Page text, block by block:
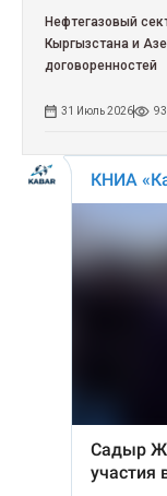
Нефтегазовый
Кыргызстана и
договоренностей
31 Июль 2026